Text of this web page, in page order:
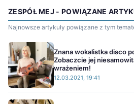
ZESPÓŁ MEJ - POWIĄZANE
Najnowsze artykuły powiązane z tym
Znana wokalistka disco
Zobaczcie jej
wrażeniem!
12.03.2021, 19:41